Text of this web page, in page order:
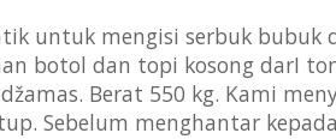
untuk mengisi serbuk
botol dan topi kosong darI
Berat 550 kg. Kami
Sebelum menghantar